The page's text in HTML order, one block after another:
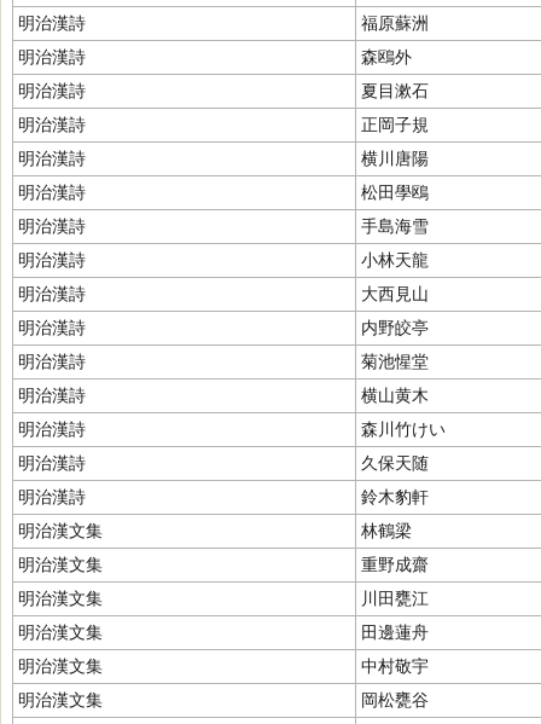
明治漢詩
福原蘇洲
明治漢詩
森鴎外
明治漢詩
夏目漱石
明治漢詩
正岡子規
明治漢詩
横川唐陽
明治漢詩
松田學鴎
明治漢詩
手島海雪
明治漢詩
小林天龍
明治漢詩
大西見山
明治漢詩
内野皎亭
明治漢詩
菊池惺堂
明治漢詩
横山黄木
明治漢詩
森川竹けい
明治漢詩
久保天随
明治漢詩
鈴木豹軒
明治漢文集
林鶴梁
明治漢文集
重野成齋
明治漢文集
川田甕江
明治漢文集
田邊蓮舟
明治漢文集
中村敬宇
明治漢文集
岡松甕谷